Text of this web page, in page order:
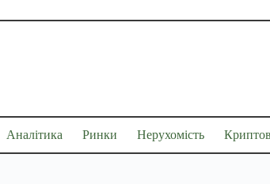
Аналітика Ринки Нерухомість